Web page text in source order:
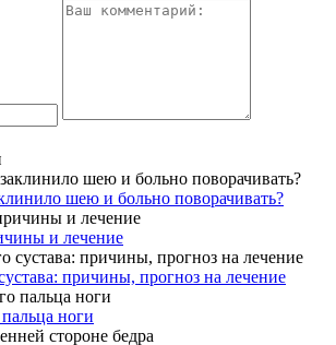
шею и больно поворачивать?
и лечение
причины, прогноз на лечение
ноги